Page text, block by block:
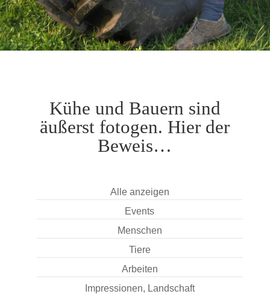
Kühe und Bauern sind
äußerst fotogen. Hier der
Beweis…
Alle anzeigen
Events
Menschen
Tiere
Arbeiten
Impressionen, Landschaft